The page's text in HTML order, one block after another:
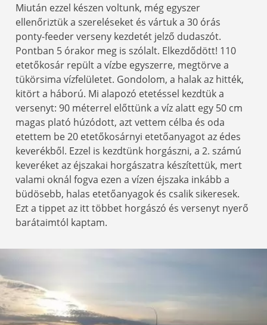
Miután ezzel készen voltunk, még egyszer
ellenőriztük a szereléseket és vártuk a 30 órás
ponty-feeder verseny kezdetét jelző dudaszót.
Pontban 5 órakor meg is szólalt. Elkezdődött! 110
etetőkosár repült a vízbe egyszerre, megtörve a
tükörsima vízfelületet. Gondolom, a halak az hitték,
kitört a háború. Mi alapozó etetéssel kezdtük a
versenyt: 90 méterrel előttünk a víz alatt egy 50 cm
magas plató húzódott, azt vettem célba és oda
etettem be 20 etetőkosárnyi etetőanyagot az édes
keverékből. Ezzel is kezdtünk horgászni, a 2. számú
keveréket az éjszakai horgászatra készítettük, mert
valami oknál fogva ezen a vízen éjszaka inkább a
büdösebb, halas etetőanyagok és csalik sikeresek.
Ezt a tippet az itt többet horgászó és versenyt nyerő
barátaimtól kaptam.